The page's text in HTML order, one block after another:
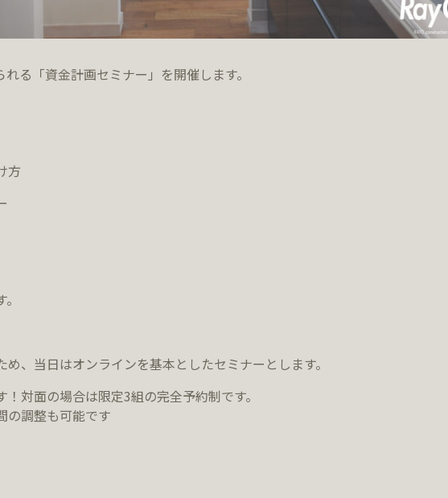
る「資金計画セミナー」を開催します。
方
、当日はオンラインを基本としたセミナーとします。
対面の場合は限定3組の完全予約制です。
の調整も可能です